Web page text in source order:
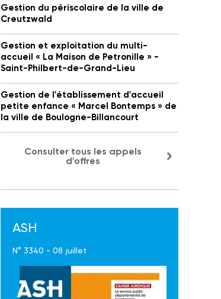
Gestion du périscolaire de la ville de
Creutzwald
Gestion et exploitation du multi-
accueil « La Maison de Petronille » -
Saint-Philbert-de-Grand-Lieu
Gestion de l'établissement d'accueil
petite enfance « Marcel Bontemps » de
la ville de Boulogne-Billancourt
Consulter tous les appels
d'offres
ASH
N° 3340 - 08 juillet